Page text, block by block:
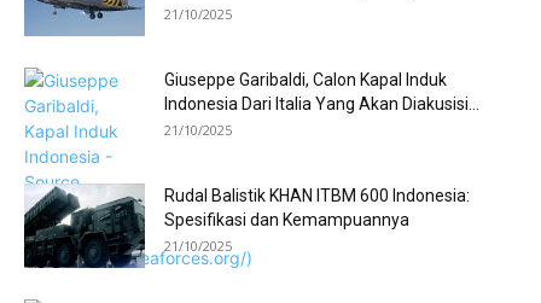
21/10/2025
Giuseppe Garibaldi, Calon Kapal Induk
Indonesia Dari Italia Yang Akan Diakusisi...
21/10/2025
Rudal Balistik KHAN ITBM 600 Indonesia:
Spesifikasi dan Kemampuannya
21/10/2025